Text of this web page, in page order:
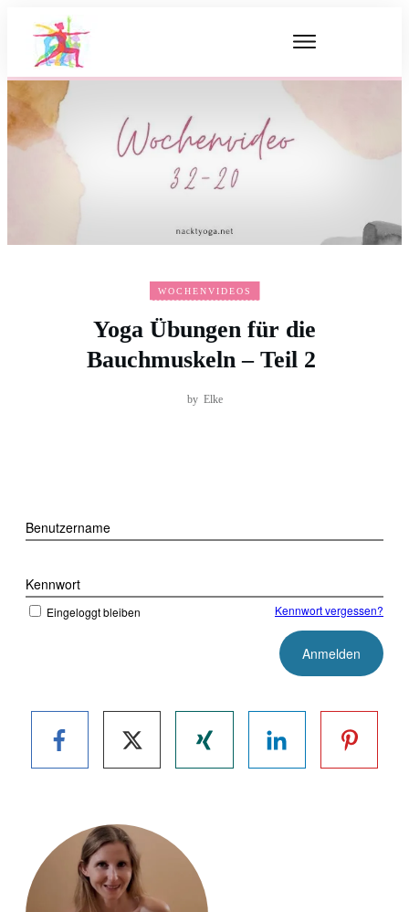
WOCHENVIDEOS
Yoga Übungen für die
Bauchmuskeln – Teil 2
by Elke
Benutzername
Kennwort
Eingeloggt bleiben Kennwort vergessen?